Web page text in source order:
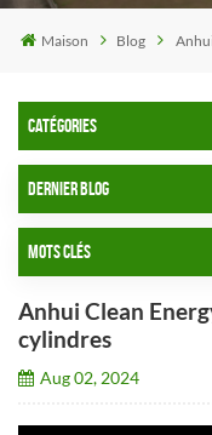
Maison Blog
CATÉGORIES
DERNIER BLOG
MOTS CLÉS
Anhui Clean
cylindres
Aug 02, 2024